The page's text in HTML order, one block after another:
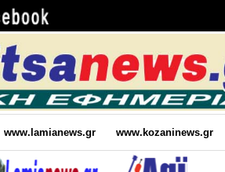
www.lamianews.gr www.kozaninews.gr